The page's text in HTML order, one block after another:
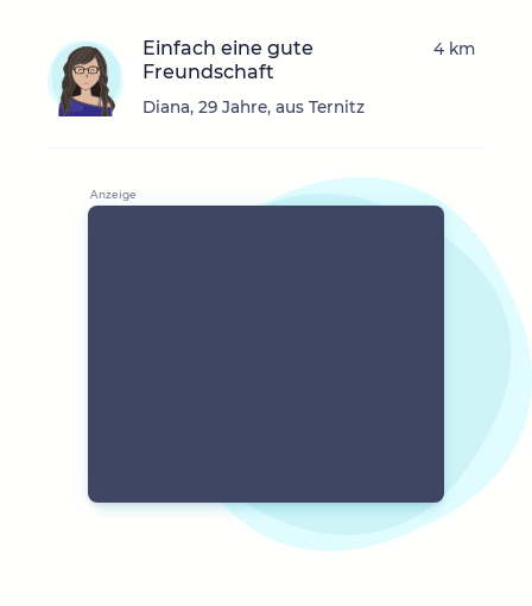
Einfach eine gute
Freundschaft
Diana, 29 Jahre, aus Ternitz
4 km